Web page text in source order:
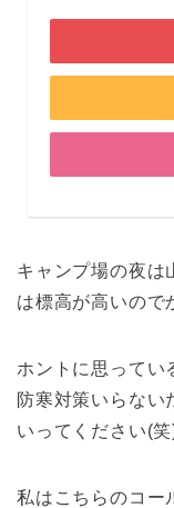
キャンプ場の夜は
は標高が高いので
ホントに思ってい
防寒対策いらない
いってください(
私はこちらのコー